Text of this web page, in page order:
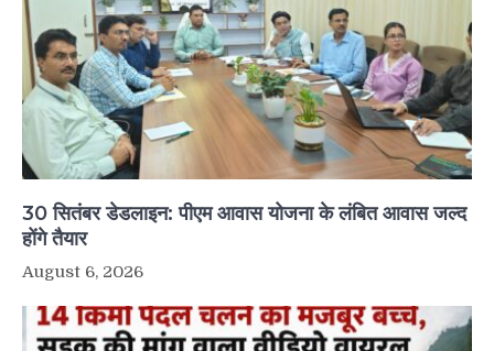
30 सितंबर डेडलाइन: पीएम आवास योजना के लंबित आवास जल्द
होंगे तैयार
August 6, 2026